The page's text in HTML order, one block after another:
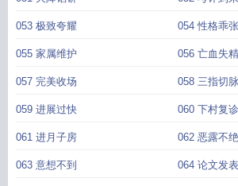
053 极致夸耀 054 性格乖张
055 家属维护 056 亡血失精
057 完美收场 058 三指切脉
059 进展过快 060 下村复诊
061 进月子房 062 恶露不绝
063 意想不到 064 论文发表